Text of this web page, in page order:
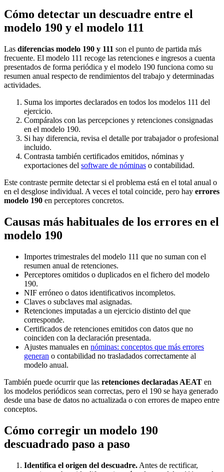
Cómo detectar un descuadre entre el
modelo 190 y el modelo 111
Las diferencias modelo 190 y 111 son el punto de partida más
frecuente. El modelo 111 recoge las retenciones e ingresos a cuenta
presentados de forma periódica y el modelo 190 funciona como su
resumen anual respecto de rendimientos del trabajo y determinadas
actividades.
Suma los importes declarados en todos los modelos 111 del
ejercicio.
Compáralos con las percepciones y retenciones consignadas
en el modelo 190.
Si hay diferencia, revisa el detalle por trabajador o profesional
incluido.
Contrasta también certificados emitidos, nóminas y
exportaciones del software de nóminas o contabilidad.
Este contraste permite detectar si el problema está en el total anual o
en el desglose individual. A veces el total coincide, pero hay errores
modelo 190 en perceptores concretos.
Causas más habituales de los errores en el
modelo 190
Importes trimestrales del modelo 111 que no suman con el
resumen anual de retenciones.
Perceptores omitidos o duplicados en el fichero del modelo
190.
NIF erróneo o datos identificativos incompletos.
Claves o subclaves mal asignadas.
Retenciones imputadas a un ejercicio distinto del que
corresponde.
Certificados de retenciones emitidos con datos que no
coinciden con la declaración presentada.
Ajustes manuales en nóminas: conceptos que más errores
generan o contabilidad no trasladados correctamente al
modelo anual.
También puede ocurrir que las retenciones declaradas AEAT en
los modelos periódicos sean correctas, pero el 190 se haya generado
desde una base de datos no actualizada o con errores de mapeo entre
conceptos.
Cómo corregir un modelo 190
descuadrado paso a paso
Identifica el origen del descuadre. Antes de rectificar,